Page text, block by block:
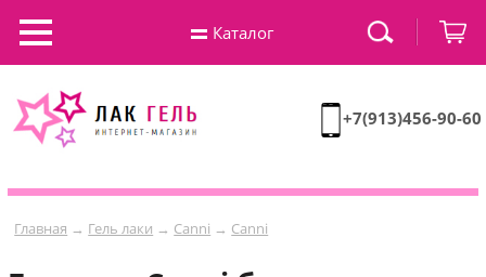
+7(913)456-90-60
Главная → Гель лаки → Canni → Canni
Каталог